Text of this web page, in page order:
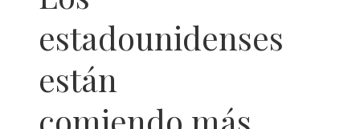
estadounidenses
están